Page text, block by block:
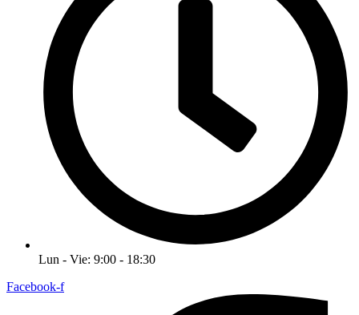
Lun - Vie: 9:00 - 18:30
Facebook-f